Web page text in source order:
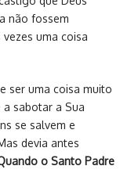
não fossem
uma coisa
ser uma coisa muito
a sabotar a Sua
se salvem e
devia antes
o Santo Padre